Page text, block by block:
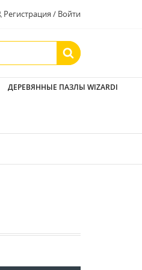
Регистрация / Войти
ДЕРЕВЯННЫЕ ПАЗЛЫ WIZARDI